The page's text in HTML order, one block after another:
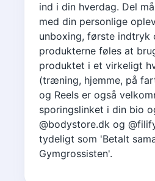
ind i din hverdag. Del
med din personlige
unboxing, første indtryk
produkterne føles at
produktet i et virkeligt
(træning, hjemme, på
og Reels er også
sporingslinket i din bio
@bodystore.dk og
tydeligt som 'Betalt
Gymgrossisten'.